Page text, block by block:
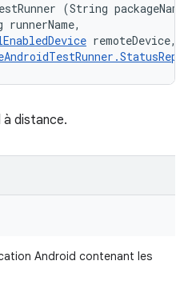
(String
runnerName,
remoteDevice,
à distance.
Android contenant les